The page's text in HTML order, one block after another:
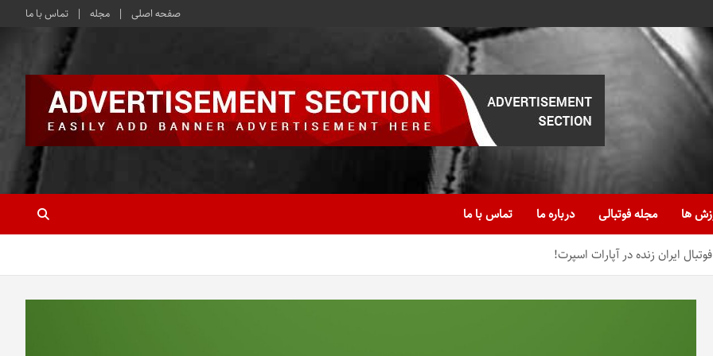
صفحه اصلی مجله تماس با ما
ها مجله فوتبالی درباره ما تماس با ما